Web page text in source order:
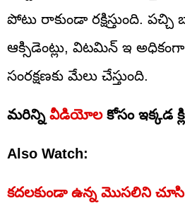
పోటు రాకుండా ర‌క్షిస్తుంది.
ఆక్సిడెంట్లు, విట‌మిన్ ఇ అధికంగా
సంరక్షణకు మేలు చేస్తుంది.
మరిన్ని వీడియోలకోసం ఇక్కడ
Also Watch:
కదలకుండా ఉన్న మొసలిని చూసి